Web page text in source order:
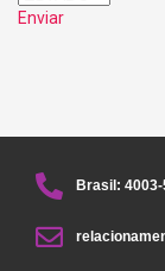
Enviar
Brasil: